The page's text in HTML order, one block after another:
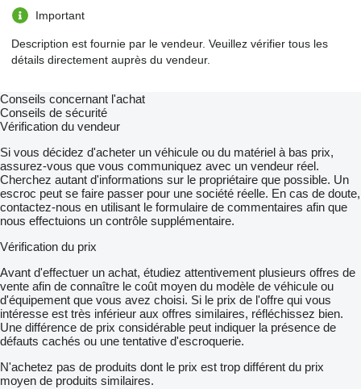
Important
Description est fournie par le vendeur. Veuillez vérifier tous les
détails directement auprès du vendeur.
Conseils concernant l'achat
Conseils de sécurité
Vérification du vendeur
Si vous décidez d'acheter un véhicule ou du matériel à bas prix,
assurez-vous que vous communiquez avec un vendeur réel.
Cherchez autant d'informations sur le propriétaire que possible. Un
escroc peut se faire passer pour une société réelle. En cas de doute,
contactez-nous en utilisant le formulaire de commentaires afin que
nous effectuions un contrôle supplémentaire.
Vérification du prix
Avant d'effectuer un achat, étudiez attentivement plusieurs offres de
vente afin de connaître le coût moyen du modèle de véhicule ou
d'équipement que vous avez choisi. Si le prix de l'offre qui vous
intéresse est très inférieur aux offres similaires, réfléchissez bien.
Une différence de prix considérable peut indiquer la présence de
défauts cachés ou une tentative d'escroquerie.
N'achetez pas de produits dont le prix est trop différent du prix
moyen de produits similaires.